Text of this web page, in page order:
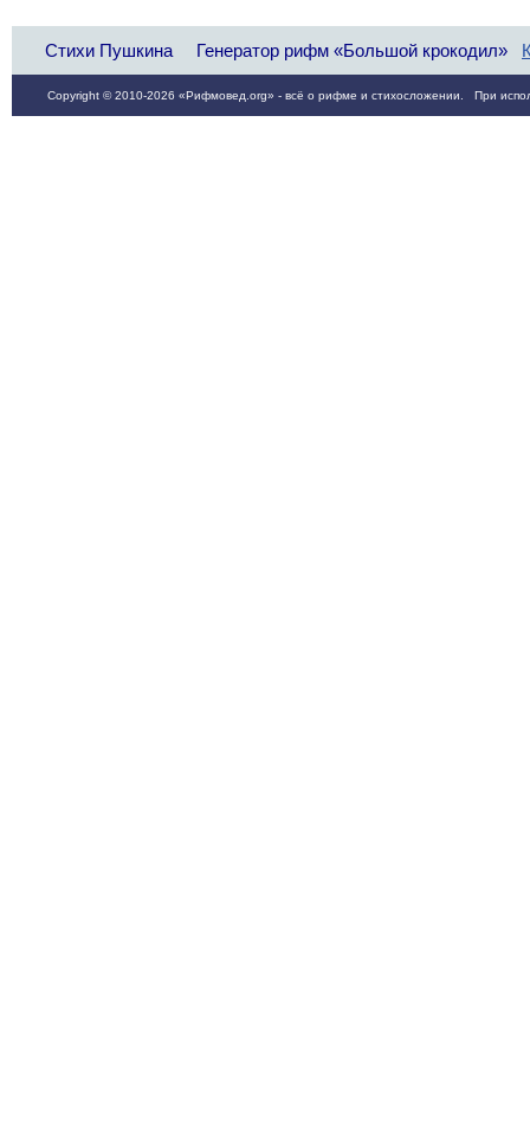
Стихи Пушкина Генератор рифм «Большой крокодил»
Copyright © 2010-2026 «Рифмовед.org» - всё о рифме и стихосложении. При